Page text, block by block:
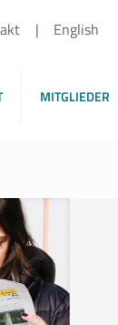
English
MITGLIEDER